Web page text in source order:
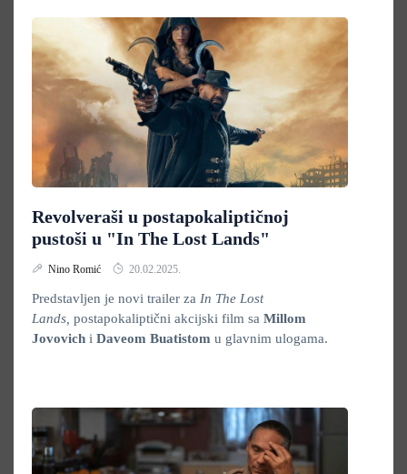
Revolveraši u postapokaliptičnoj
pustoši u "In The Lost Lands"
Nino Romić 20.02.2025.
Predstavljen je novi trailer za In The Lost
Lands, postapokaliptični akcijski film sa Millom
Jovovich i Daveom Buatistom u glavnim ulogama.